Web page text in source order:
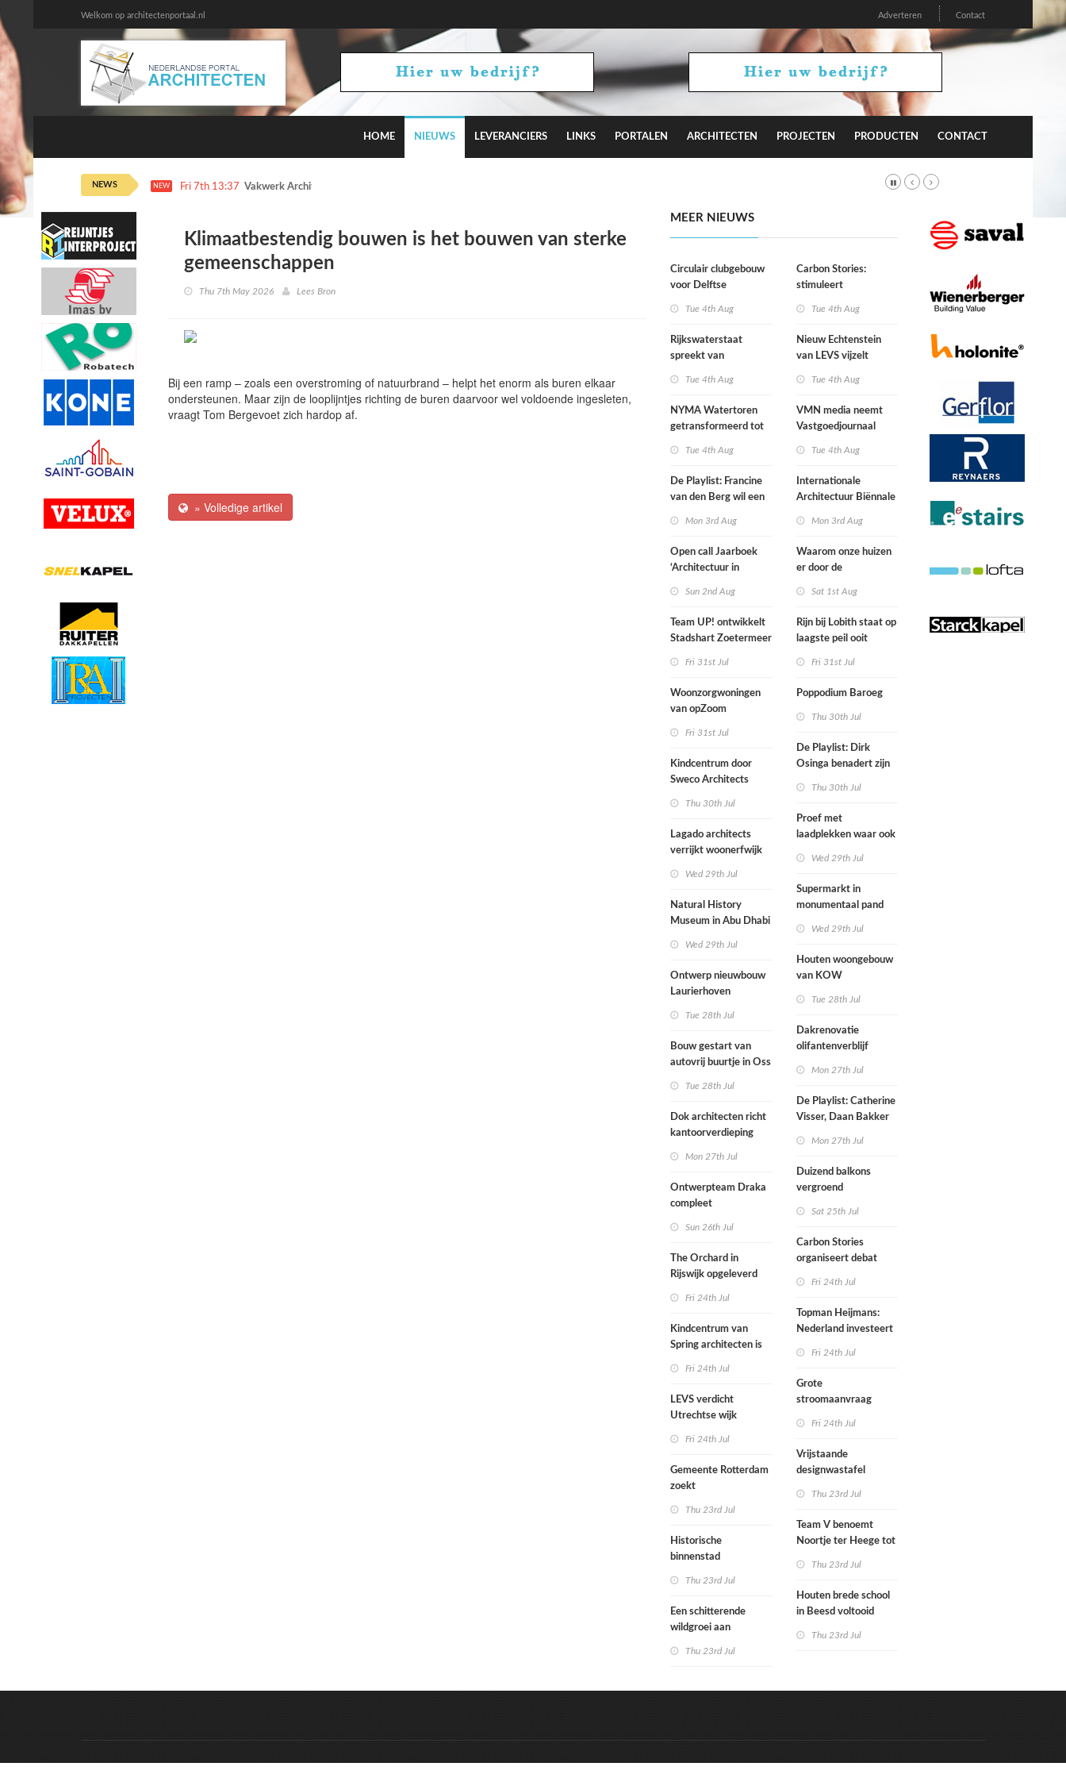
Welkom op architectenportaal.nl Adverteren Contact
HOME NIEUWS LEVERANCIERS LINKS PORTALEN ARCHITECTEN PROJECTEN PRODUCTEN CONTACT
NEWS NEW Fri 7th 13:37 Vakwerk Architecten draagt met Camden Town bij aan Hyde Park
Klimaatbestendig bouwen is het bouwen van sterke
gemeenschappen
Thu 7th May 2026 Lees Bron
Bij een ramp – zoals een overstroming of natuurbrand – helpt het enorm als buren elkaar
ondersteunen. Maar zijn de looplijntjes richting de buren daarvoor wel voldoende ingesleten,
vraagt Tom Bergevoet zich hardop af.
» Volledige artikel
MEER NIEUWS
Circulair clubgebouw
voor Delftse
Tue 4th Aug
Rijkswaterstaat
spreekt van
door droogte
Tue 4th Aug
NYMA Watertoren
getransformeerd tot
makersplaats in
Nijmegen
Tue 4th Aug
De Playlist: Francine
van den Berg wil een
Mon 3rd Aug
Open call Jaarboek
‘Architectuur in
Sun 2nd Aug
Team UP! ontwikkelt
Stadshart Zoetermeer
Fri 31st Jul
Woonzorgwoningen
van opZoom
nieuwbouw en oude
industriële panden
Fri 31st Jul
Kindcentrum door
Sweco Architects
buitenruimte samen in
hart van dorp
Thu 30th Jul
Lagado architects
verrijkt woonerfwijk
huis
Wed 29th Jul
Natural History
Museum in Abu Dhabi
Wed 29th Jul
Ontwerp nieuwbouw
Laurierhoven
Tue 28th Jul
Bouw gestart van
autovrij buurtje in Oss
Tue 28th Jul
Dok architecten richt
kantoorverdieping
hernieuwd in
Mon 27th Jul
Ontwerpteam Draka
compleet
Sun 26th Jul
The Orchard in
Rijswijk opgeleverd
Fri 24th Jul
Kindcentrum van
Spring architecten is
Fri 24th Jul
LEVS verdicht
Utrechtse wijk
Fri 24th Jul
Gemeente Rotterdam
zoekt
doorrekenen met
CO2-rekenmethode
Thu 23rd Jul
Historische
binnenstad
werelderfgoed
Thu 23rd Jul
Een schitterende
wildgroei aan
Thu 23rd Jul
Carbon Stories:
stimuleert
duurzaam gedrag?
Tue 4th Aug
Nieuw Echtenstein
van LEVS vijzelt
restruimte op
Tue 4th Aug
VMN media neemt
Vastgoedjournaal
Tue 4th Aug
Internationale
Architectuur Biënnale
Mon 3rd Aug
Waarom onze huizen
er door de
anders gaan uitzien
Sat 1st Aug
Rijn bij Lobith staat op
laagste peil ooit
Fri 31st Jul
Poppodium Baroeg
Thu 30th Jul
De Playlist: Dirk
Osinga benadert zijn
Thu 30th Jul
Proef met
laadplekken waar ook
Wed 29th Jul
Supermarkt in
monumentaal pand
Wed 29th Jul
Houten woongebouw
van KOW
herontwikkeling
ziekenhuisterrein
Tue 28th Jul
Dakrenovatie
olifantenverblijf
Mon 27th Jul
De Playlist: Catherine
Visser, Daan Bakker
kamerensemble
Mon 27th Jul
Duizend balkons
vergroend
Sat 25th Jul
Carbon Stories
organiseert debat
Fri 24th Jul
Topman Heijmans:
Nederland investeert
Fri 24th Jul
Grote
stroomaanvraag
afgewezen
Fri 24th Jul
Vrijstaande
designwastafel
Thu 23rd Jul
Team V benoemt
Noortje ter Heege tot
Thu 23rd Jul
Houten brede school
in Beesd voltooid
Thu 23rd Jul